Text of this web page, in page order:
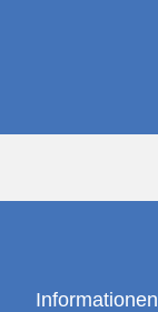
Informationen